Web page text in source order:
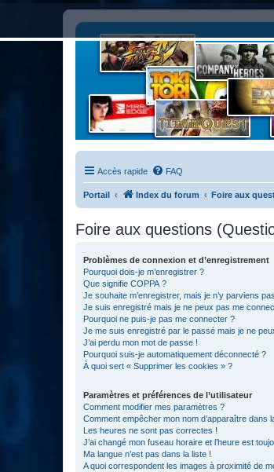
Accès rapide FAQ
Portail Index du forum Foire aux
Foire aux questions
Problèmes de connexion et d’enregistrement
Pourquoi dois-je m’enregistrer ?
Que signifie COPPA ?
Je souhaite m’enregistrer, mais je n’y parviens
Je suis enregistré mais je ne peux pas me
Pourquoi ne puis-je pas me connecter ?
Je me suis enregistré par le passé mais je ne
J’ai perdu mon mot de passe !
Pourquoi suis-je automatiquement déconnecté ?
À quoi sert « Supprimer les cookies » ?
Paramètres et préférences de l’utilisateur
Comment modifier mes paramètres ?
Comment empêcher mon nom d’apparaître dans
Les heures ne sont pas correctes !
J’ai changé mon fuseau horaire et l’heure est
Ma langue n’est pas dans la liste !
A quoi correspondent les images à proximité de